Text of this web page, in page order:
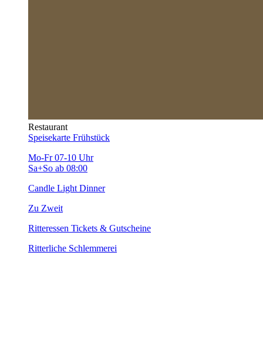
Restaurant
Speisekarte Frühstück
Mo-Fr 07-10 Uhr
Sa+So ab 08:00
Candle Light Dinner
Zu Zweit
Ritteressen Tickets & Gutscheine
Ritterliche Schlemmerei